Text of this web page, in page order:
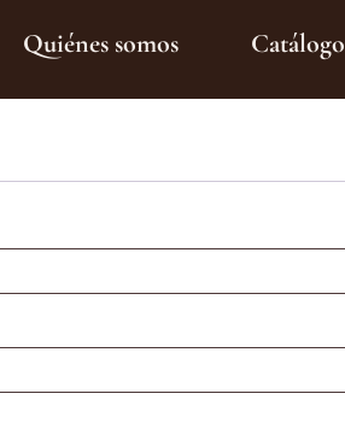
Quiénes somos Catálogo